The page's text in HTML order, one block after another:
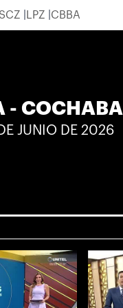
SCZ LPZ CBBA
-
JUNIO DE 2026